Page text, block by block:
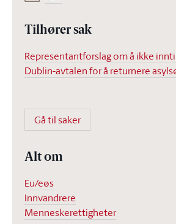
Tilhører sak
Representantforslag om å ikke
Dublin-avtalen for å returnere
Gå til saker
Alt om
Eu/eøs
Innvandrere
Menneskerettigheter